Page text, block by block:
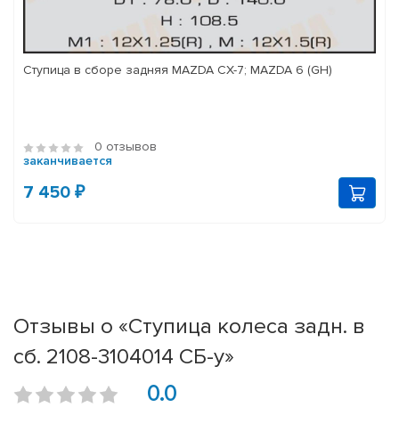
Ступица в сборе задняя MAZDA CX-7; MAZDA 6 (GH)
0 отзывов
заканчивается
7 450 ₽
Отзывы о «Ступица колеса задн. в
сб. 2108-3104014 СБ-у»
0.0